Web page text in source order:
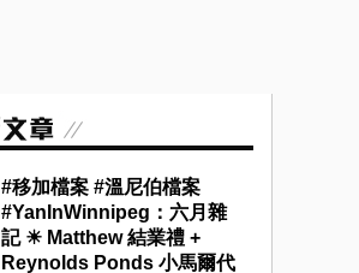
#移加檔案 #溫尼伯檔案
#YanInWinnipeg：六月雜
記 ☀ Matthew 結業禮 +
Reynolds Ponds 小馬爾代